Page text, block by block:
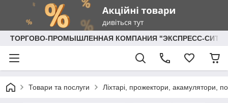
ТОРГОВО-ПРОМЫШЛЕННАЯ КОМПАНИЯ "ЭКСПРЕСС-СИТИ"
Товари та послуги Ліхтарі, прожектори, акамулятори,